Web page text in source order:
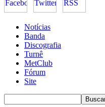
Notícias
Banda
Discografia
Turnê
MetClub
Fórum
Site